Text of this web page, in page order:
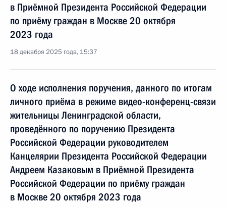
в Приёмной Президента Российской Федерации
по приёму граждан в Москве 20 октября
2023 года
18 декабря 2025 года, 15:37
О ходе исполнения поручения, данного по итогам
личного приёма в режиме видео-конференц-связи
жительницы Ленинградской области,
проведённого по поручению Президента
Российской Федерации руководителем
Канцелярии Президента Российской Федерации
Андреем Казаковым в Приёмной Президента
Российской Федерации по приёму граждан
в Москве 20 октября 2023 года